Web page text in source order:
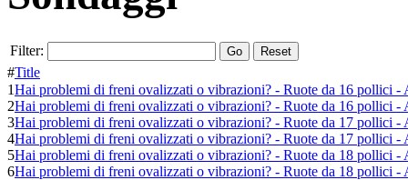
Filter: Go Reset
#Title
1Hai problemi di freni ovalizzati o vibrazioni? - Ruote da 16 pollici -
2Hai problemi di freni ovalizzati o vibrazioni? - Ruote da 16 pollici -
3Hai problemi di freni ovalizzati o vibrazioni? - Ruote da 17 pollici -
4Hai problemi di freni ovalizzati o vibrazioni? - Ruote da 17 pollici -
5Hai problemi di freni ovalizzati o vibrazioni? - Ruote da 18 pollici -
6Hai problemi di freni ovalizzati o vibrazioni? - Ruote da 18 pollici -